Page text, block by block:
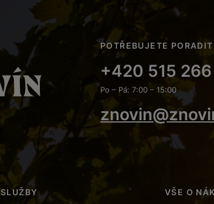
POTŘEBUJETE
+420 515
Po – Pá: 7:00 – 15:00
SLUŽBY VŠE O